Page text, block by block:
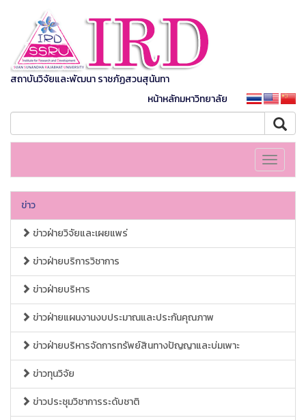
สถาบันวิจัยและพัฒนา ราชภัฏสวนสุนันทา
หน้าหลักมหาวิทยาลัย
Toggle
ข่าว
ข่าวฝ่ายวิจัยและเผยแพร่
ข่าวฝ่ายบริการวิชาการ
ข่าวฝ่ายบริหาร
ข่าวฝ่ายแผนงานงบประมาณและประกันคุณภาพ
ข่าวฝ่ายบริหารจัดการทรัพย์สินทางปัญญาและบ่มเพาะ
ข่าวทุนวิจัย
ข่าวประชุมวิชาการระดับชาติ